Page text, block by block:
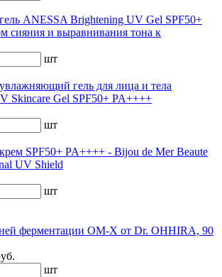
ANESSA Brightening UV Gel SPF50+
сияния и выравнивания тона к
шт
гель для лица и тела
Skincare Gel SPF50+ PA++++
шт
SPF50+ PA++++ - Bijou de Mer Beaute
UV Shield
шт
ферментации OM-X от Dr. OHHIRA, 90
шт